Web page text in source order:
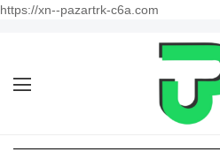
https://xn--pazartrk-c6a.com